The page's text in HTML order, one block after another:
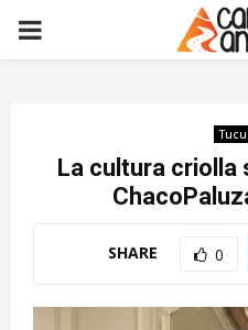
PRIMARY
La cultura criolla
SHARE 0